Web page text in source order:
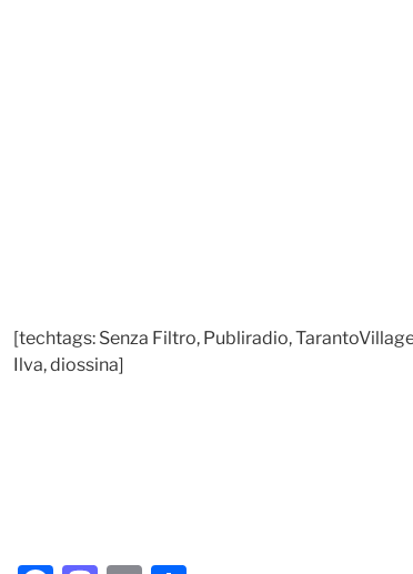
[techtags: Senza Filtro, Publiradio,
Ilva, diossina]